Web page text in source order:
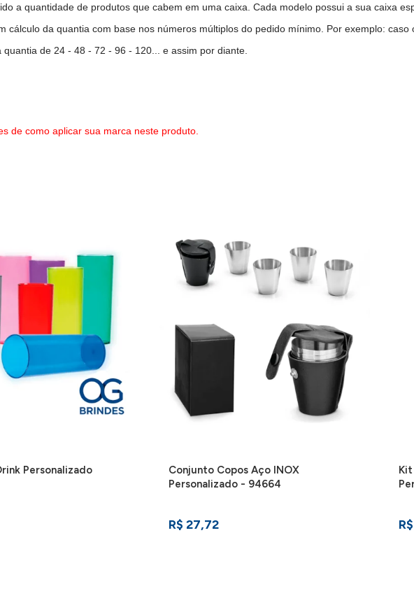
a quantidade de produtos que cabem em uma caixa. Cada modelo possui a sua caixa
cálculo da quantia com base nos números múltiplos do pedido mínimo. Por exemplo: caso
de 24 - 48 - 72 - 96 - 120... e assim por diante.
de como aplicar sua marca neste produto.
Personalizado
Conjunto Copos Aço INOX
Personalizado - 94664
R$ 27,72